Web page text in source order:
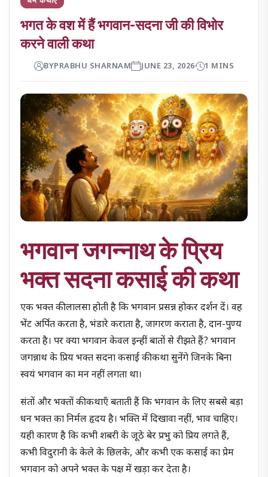
भगत के वश में हैं भगवान-सदना जी की विभोर
करने वाली कथा
BYPRABHU SHARNAM JUNE 23, 2026 1 MINS
भगवान जगन्नाथ के प्रिय
भक्त सदना कसाई की कथा
एक भक्त की लालसा होती है कि भगवान प्रसन्न होकर दर्शन दें। वह
भेंट अर्पित करता है, भंडारे कराता है, जागरण कराता है, दान-पुण्य
करता है। पर क्या भगवान केवल इन्हीं बातों से रीझते हैं? भगवान
जगन्नाथ के प्रिय भक्त सदना कसाई की कथा सुनेंगे जिनके बिना
स्वयं भगवान का मन नहीं लगता था।
संतों और भक्तों की कथाएँ बताती हैं कि भगवान के लिए सबसे बड़ा
धन भक्त का निर्मल हृदय है। भक्ति में दिखावा नहीं, भाव चाहिए।
यही कारण है कि कभी शबरी के जूठे बेर प्रभु को प्रिय लगते हैं,
कभी विदुरानी के केले के छिलके, और कभी एक कसाई का प्रेम
भगवान को अपने भक्त के पक्ष में खड़ा कर देता है।